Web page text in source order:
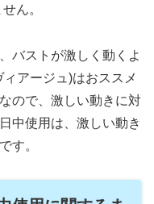
ん。
バストが激しく動くよ
アージュ)はおススメ
ので、激しい動きに対
中使用は、激しい動き
す。